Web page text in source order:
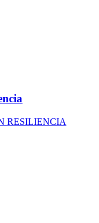
RESILIENCIA